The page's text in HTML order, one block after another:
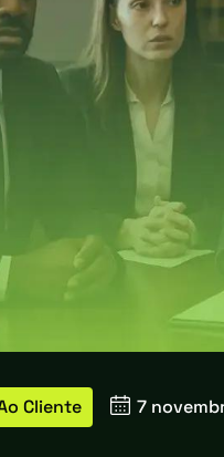
Cliente 7